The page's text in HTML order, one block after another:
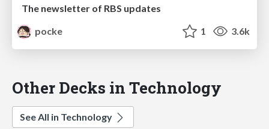
The newsletter of RBS updates
pocke
1 3.6k
Other Decks in Technology
See All in Technology